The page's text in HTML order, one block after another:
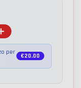
per
€20.00